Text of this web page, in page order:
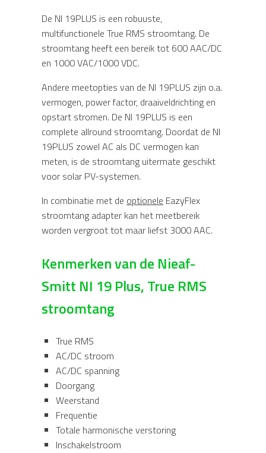
De NI 19PLUS is een robuuste,
multifunctionele True RMS stroomtang. De
stroomtang heeft een bereik tot 600 AAC/DC
en 1000 VAC/1000 VDC.
Andere meetopties van de NI 19PLUS zijn o.a.
vermogen, power factor, draaiveldrichting en
opstart stromen. De NI 19PLUS is een
complete allround stroomtang. Doordat de NI
19PLUS zowel AC als DC vermogen kan
meten, is de stroomtang uitermate geschikt
voor solar PV-systemen.
In combinatie met de optionele EazyFlex
stroomtang adapter kan het meetbereik
worden vergroot tot maar liefst 3000 AAC.
Kenmerken van de Nieaf-
Smitt NI 19 Plus, True RMS
stroomtang
True RMS
AC/DC stroom
AC/DC spanning
Doorgang
Weerstand
Frequentie
Totale harmonische verstoring
Inschakelstroom